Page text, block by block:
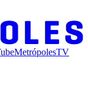
MetrópolesTV